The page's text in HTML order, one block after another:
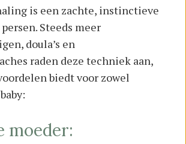
is een zachte, instinctieve
Steeds meer
doula’s en
raden deze techniek aan,
biedt voor zowel
moeder: